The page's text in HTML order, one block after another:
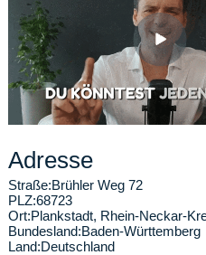
Adresse
Straße:Brühler Weg 72
PLZ:68723
Ort:Plankstadt, Rhein-Neckar-
Bundesland:Baden-Württemberg
Land:Deutschland